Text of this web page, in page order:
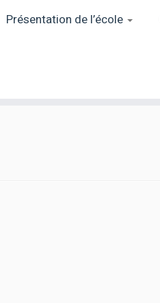
Présentation de l’école